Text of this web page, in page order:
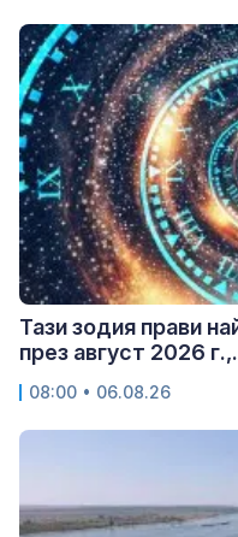
Тази зодия прави
през август 2026
08:00 • 06.08.26